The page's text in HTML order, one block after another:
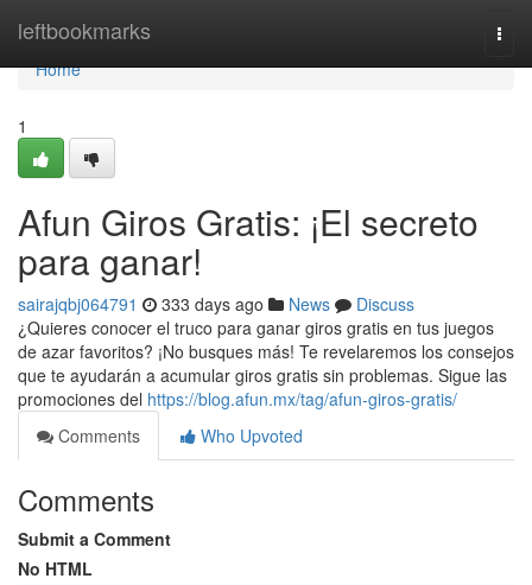
leftbookmarks
Home
Home
1
Afun Giros Gratis: ¡El secreto
para ganar!
sairajqbj064791 333 days ago News
Discuss
¿Quieres conocer el truco para ganar giros gratis en tus juegos
de azar favoritos? ¡No busques más! Te revelaremos los consejos
que te ayudarán a acumular giros gratis sin problemas. Sigue las
promociones del https://blog.afun.mx/tag/afun-giros-gratis/
Comments
Who Upvoted
Comments
Submit a Comment
No HTML